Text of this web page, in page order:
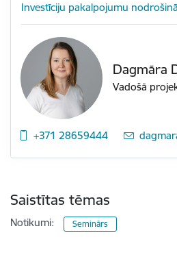
Investīciju pakalpojumu
Dagmāra
Vadošā
+371 28659444 E-pasts:
Saistītas tēmas
Notikumi: Seminārs